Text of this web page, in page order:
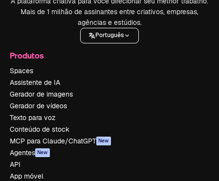
Mais de 1 milhão de assinantes entre criativos, empresas,
agências e estúdios.
Português
Produtos
Spaces
Assistente de IA
Gerador de imagens
Gerador de vídeos
Texto para voz
Conteúdo de stock
MCP para Claude/ChatGPT New
Agentes New
API
App móvel